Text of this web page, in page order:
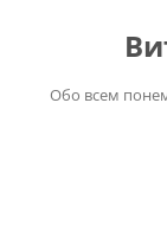
содержимому
Обо всем